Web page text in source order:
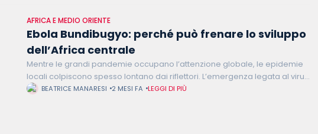
AFRICA E MEDIO ORIENTE
Ebola Bundibugyo: perché può frenare lo sviluppo
dell’Africa centrale
Mentre le grandi pandemie occupano l’attenzione globale, le epidemie
locali colpiscono spesso lontano dai riflettori. L’emergenza legata al virus
Ebola Bundibugyo nella Repubblica Democratica del Congo e in Uganda
BEATRICE MANARESI 2 MESI FA LEGGI DI PIÙ